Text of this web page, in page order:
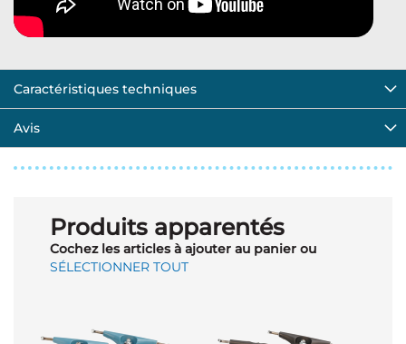
Caractéristiques techniques
Avis
Produits apparentés
Cochez les articles à ajouter au panier ou
SÉLECTIONNER TOUT